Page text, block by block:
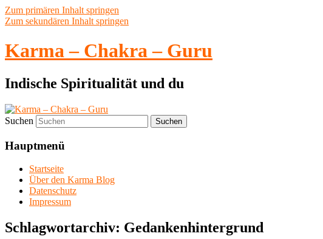
Zum primären Inhalt springen
Zum sekundären Inhalt springen
Karma – Chakra – Guru
Indische Spiritualität und du
Suchen
Hauptmenü
Startseite
Über den Karma Blog
Datenschutz
Impressum
Schlagwortarchiv: Gedankenhintergrund